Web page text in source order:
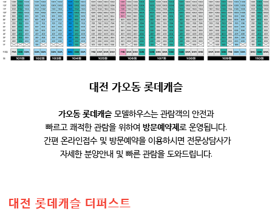
대전 가오동 롯데캐슬
가오동 롯데캐슬모델하우스는 관람객의 안전과
빠르고 쾌적한 관람을 위하여 방문예약제로 운영됩니다.
간편 온라인접수 및 방문예약을 이용하시면 전문상담사가
자세한 분양안내 및 빠른 관람을 도와드립니다.
대전 롯데캐슬 더퍼스트